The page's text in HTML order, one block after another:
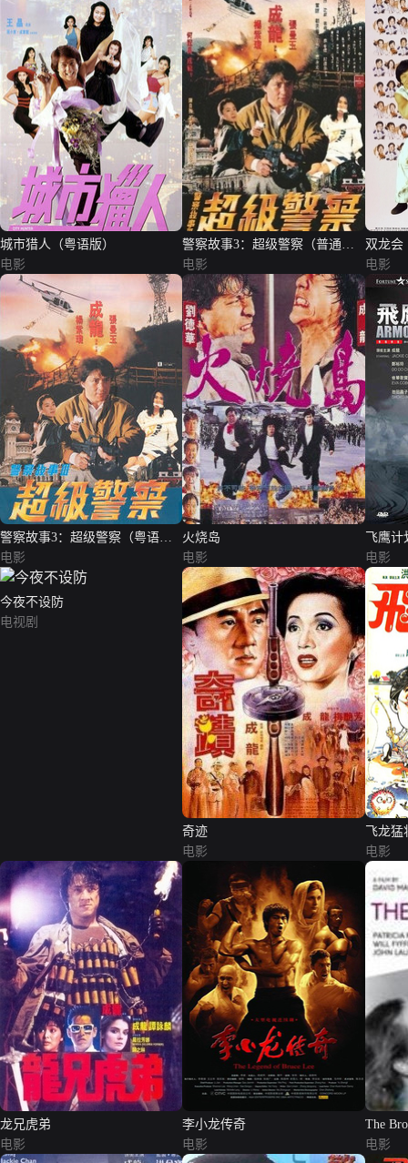
城市猎人（粤语版）
电影
警察故事3：超级警察（普通话
版）
电影
双龙会
电影
警察故事3：超级警察（粤语
版）
电影
火烧岛
电影
飞鹰计
电影
今夜不设防
电视剧
奇迹
电影
飞龙猛
电影
龙兄虎弟
电影
李小龙传奇
电影
The
电影